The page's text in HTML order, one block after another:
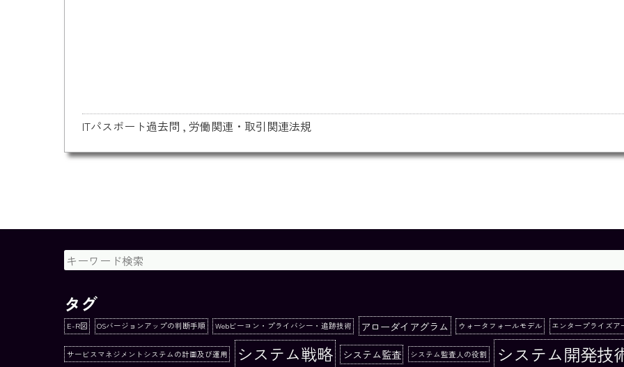
ITパスポート過去問 , 労働関連・取引関連法規
タグ
E-R図 OSバージョンアップの判断手順 Webビーコン・プライバシー・追跡技術 アローダイアグラム ウォータフォールモデル エンタープライズア
サービスマネジメントシステムの計画及び運用 システム戦略 システム監査 システム監査人の役割 システム開発技